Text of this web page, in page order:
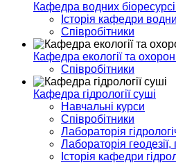
Кафедра водних
Історія кафедри
Співробітники
Кафедра екології та
Співробітники
Кафедра гідрології суші
Навчальні курси
Співробітники
Лабораторія
Лабораторія
Історія кафедри